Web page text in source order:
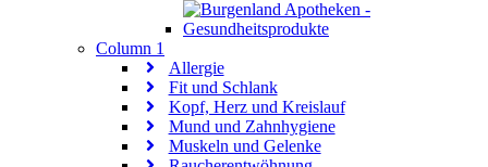
Column 1
Allergie
Fit und Schlank
Kopf, Herz und Kreislauf
Mund und Zahnhygiene
Muskeln und Gelenke